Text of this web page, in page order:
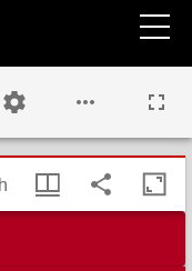
provinciarum tabula, ut sunt
comitatus Flandriae,
Mechliniense, ...